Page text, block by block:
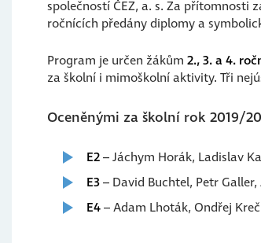
společností ČEZ, a. s. Za přítomnosti
ročnících předány diplomy a
Program je určen žákům 2., 3. a 4.
za školní i mimoškolní aktivity. Tři
Oceněnými za školní rok 2019/
E2– Jáchym Horák, Ladislav
E3– David Buchtel, Petr Galler,
E4– Adam Lhoták, Ondřej